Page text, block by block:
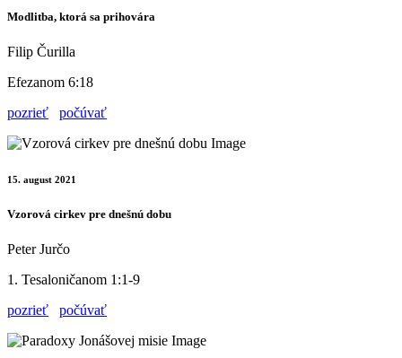
Modlitba, ktorá sa prihovára
Filip Čurilla
Efezanom 6:18
pozrieť
počúvať
15. august 2021
Vzorová cirkev pre dnešnú dobu
Peter Jurčo
1. Tesaloničanom 1:1-9
pozrieť
počúvať